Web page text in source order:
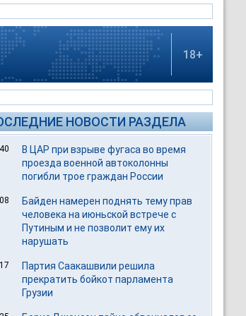
18+
НОВОСТИ РАЗДЕЛА
В ЦАР при взрыве фугаса во время
проезда военной автоколонны
погибли трое граждан России
Байден намерен поднять тему прав
человека на июньской встрече с
Путиным и не позволит ему их
нарушать
Партия Саакашвили решила
прекратить бойкот парламента
Грузии